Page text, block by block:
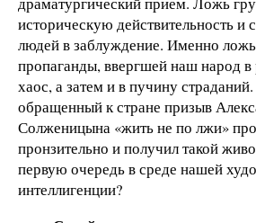
историческую действительность и
людей в заблуждение. Именно
пропаганды, ввергшей наш народ
хаос, а затем и в пучину
обращенный к стране призыв
Солженицына «жить не по лжи»
пронзительно и получил такой
первую очередь в среде нашей
интеллигенции?